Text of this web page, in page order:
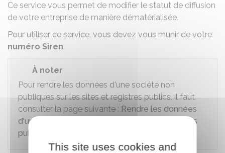
Ce service vous permet de modifier le statut de diffusion
de votre entreprise de manière dématérialisée.
Pour utiliser ce service, vous devez vous munir de votre
numéro Siren.
À noter
Pour rendre les données d'une société non
publiques sur les sites et registres publics, il faut
consulter la page suivante : Rendre les données
d'une personne morale (société) non-diffusibles
publiquement
This site uses cookies and